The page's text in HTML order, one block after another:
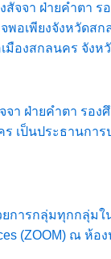
จจา ฝ่ายคำตา
เพียงจังหวัดสก
มืองสกลนคร จังห
า ฝ่ายคำตา รอ
เป็นประธานก
การกลุ่มทุกกลุ่
(ZOOM) ณ ห้